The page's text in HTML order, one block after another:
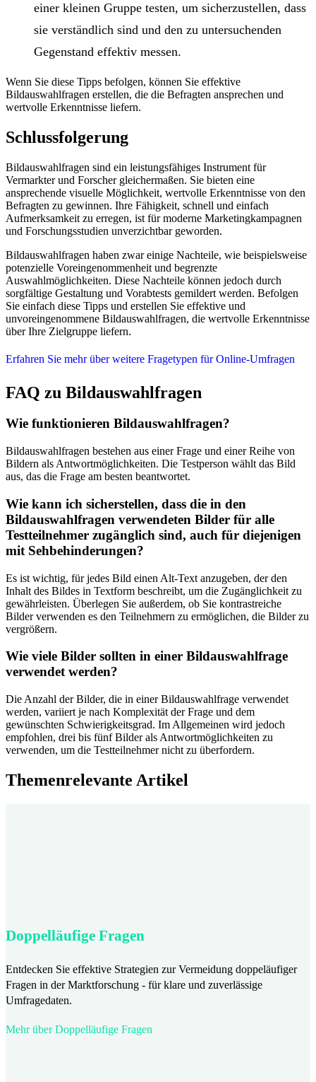
einer kleinen Gruppe testen, um sicherzustellen, dass
sie verständlich sind und den zu untersuchenden
Gegenstand effektiv messen.
Wenn Sie diese Tipps befolgen, können Sie effektive
Bildauswahlfragen erstellen, die die Befragten ansprechen und
wertvolle Erkenntnisse liefern.
Schlussfolgerung
Bildauswahlfragen sind ein leistungsfähiges Instrument für
Vermarkter und Forscher gleichermaßen. Sie bieten eine
ansprechende visuelle Möglichkeit, wertvolle Erkenntnisse von den
Befragten zu gewinnen. Ihre Fähigkeit, schnell und einfach
Aufmerksamkeit zu erregen, ist für moderne Marketingkampagnen
und Forschungsstudien unverzichtbar geworden.
Bildauswahlfragen haben zwar einige Nachteile, wie beispielsweise
potenzielle Voreingenommenheit und begrenzte
Auswahlmöglichkeiten. Diese Nachteile können jedoch durch
sorgfältige Gestaltung und Vorabtests gemildert werden. Befolgen
Sie einfach diese Tipps und erstellen Sie effektive und
unvoreingenommene Bildauswahlfragen, die wertvolle Erkenntnisse
über Ihre Zielgruppe liefern.
Erfahren Sie mehr über weitere Fragetypen für Online-Umfragen
FAQ zu Bildauswahlfragen
Wie funktionieren Bildauswahlfragen?
Bildauswahlfragen bestehen aus einer Frage und einer Reihe von
Bildern als Antwortmöglichkeiten. Die Testperson wählt das Bild
aus, das die Frage am besten beantwortet.
Wie kann ich sicherstellen, dass die in den
Bildauswahlfragen verwendeten Bilder für alle
Testteilnehmer zugänglich sind, auch für diejenigen
mit Sehbehinderungen?
Es ist wichtig, für jedes Bild einen Alt-Text anzugeben, der den
Inhalt des Bildes in Textform beschreibt, um die Zugänglichkeit zu
gewährleisten. Überlegen Sie außerdem, ob Sie kontrastreiche
Bilder verwenden es den Teilnehmern zu ermöglichen, die Bilder zu
vergrößern.
Wie viele Bilder sollten in einer Bildauswahlfrage
verwendet werden?
Die Anzahl der Bilder, die in einer Bildauswahlfrage verwendet
werden, variiert je nach Komplexität der Frage und dem
gewünschten Schwierigkeitsgrad. Im Allgemeinen wird jedoch
empfohlen, drei bis fünf Bilder als Antwortmöglichkeiten zu
verwenden, um die Testteilnehmer nicht zu überfordern.
Themenrelevante Artikel
Doppelläufige Fragen
Entdecken Sie effektive Strategien zur Vermeidung doppeläufiger
Fragen in der Marktforschung - für klare und zuverlässige
Umfragedaten.
Mehr über Doppelläufige Fragen